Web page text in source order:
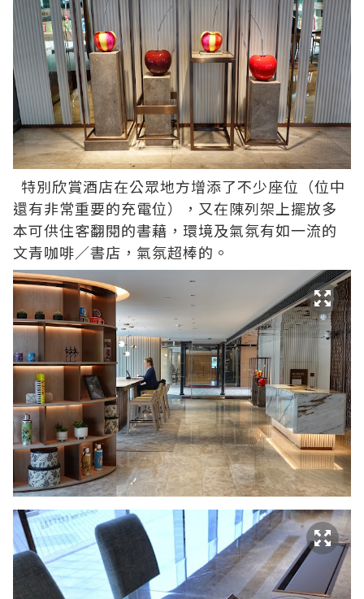
特別欣賞酒店在公眾地方增添了不少座位（位中
還有非常重要的充電位），又在陳列架上擺放多
本可供住客翻閱的書藉，環境及氣氛有如一流的
文青咖啡／書店，氣氛超棒的。